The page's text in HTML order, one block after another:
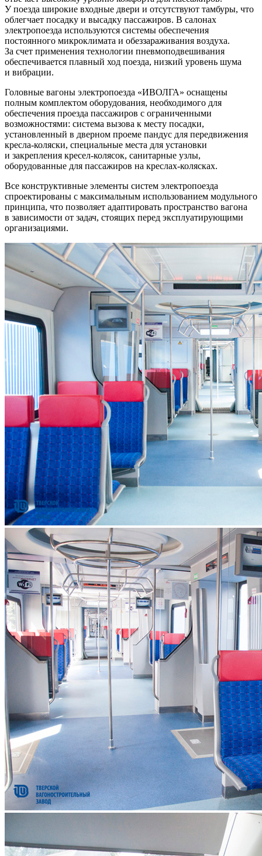
У поезда широкие входные двери и отсутствуют тамбуры, что
облегчает посадку и высадку пассажиров. В салонах
электропоезда используются системы обеспечения
постоянного микроклимата и обеззараживания воздуха.
За счет применения технологии пневмоподвешивания
обеспечивается плавный ход поезда, низкий уровень шума
и вибрации.
Головные вагоны электропоезда «ИВОЛГА» оснащены
полным комплектом оборудования, необходимого для
обеспечения проезда пассажиров с ограниченными
возможностями: система вызова к месту посадки,
установленный в дверном проеме пандус для передвижения
кресла-коляски, специальные места для установки
и закрепления кресел-колясок, санитарные узлы,
оборудованные для пассажиров на креслах-колясках.
Все конструктивные элементы систем электропоезда
спроектированы с максимальным использованием модульного
принципа, что позволяет адаптировать пространство вагона
в зависимости от задач, стоящих перед эксплуатирующими
организациями.